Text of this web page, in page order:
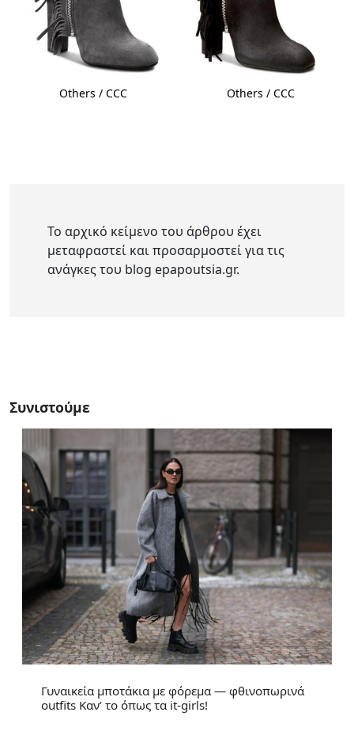
Others / CCC Others / CCC
Το αρχικό κείμενο του άρθρου έχει
μεταφραστεί και προσαρμοστεί για τις
ανάγκες του blog epapoutsia.gr.
Συνιστούμε
Γυναικεία μποτάκια με φόρεμα — φθινοπωρινά
outfits Καν’ το όπως τα it-girls!